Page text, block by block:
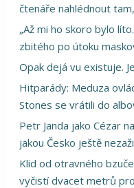
čtenáře nahlédnout
„Až mi ho skoro bylo
zbitého po útoku
Opak dejá vu existuje.
Hitparády: Meduza
Stones se vrátili do
Petr Janda jako Cézar
jakou Česko ještě
Klid od otravného
vyčistí dvacet metrů